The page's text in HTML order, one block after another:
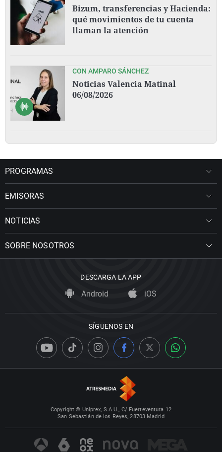
Bizum, transferencias y Hacienda:
qué movimientos de tu cuenta
llaman la atención
CON AMPARO SÁNCHEZ
Noticias Valencia Matinal
06/08/2026
PROGRAMAS
EMISORAS
NOTICIAS
SOBRE NOSOTROS
DESCARGA LA APP
Android iOS
SÍGUENOS EN
Copyright © Uniprex, S.A.U., C/ Fuerteventura 12
San Sebastián de los Reyes, 28703 Madrid